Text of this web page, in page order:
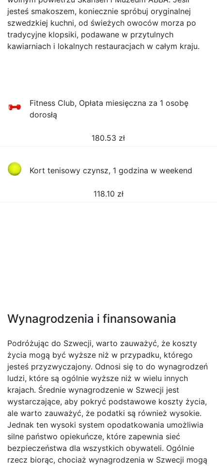
jesteś smakoszem, koniecznie spróbuj oryginalnej
szwedzkiej kuchni, od świeżych owoców morza po
tradycyjne klopsiki, podawane w przytulnych
kawiarniach i lokalnych restauracjach w całym kraju.
Fitness Club, Opłata miesięczna za 1 osobę
dorosłą
180.53 zł
Kort tenisowy czynsz, 1 godzina w weekend
118.10 zł
Wynagrodzenia i finansowania
Podróżując do Szwecji, warto zauważyć, że koszty
życia mogą być wyższe niż w przypadku, którego
jesteś przyzwyczajony. Odnosi się to do wynagrodzeń
ludzi, które są ogólnie wyższe niż w wielu innych
krajach. Średnie wynagrodzenie w Szwecji jest
wystarczające, aby pokryć podstawowe koszty życia,
ale warto zauważyć, że podatki są również wysokie.
Jednak ten wysoki system opodatkowania umożliwia
silne państwo opiekuńcze, które zapewnia sieć
bezpieczeństwa dla wszystkich obywateli. Ogólnie
rzecz biorąc, chociaż wynagrodzenia w Szwecji mogą